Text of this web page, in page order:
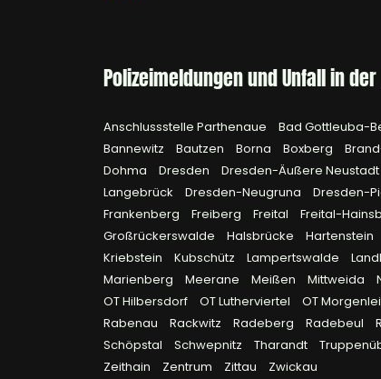
Polizeimeldungen und Unfall in der
Anschlussstelle Parthenaue Bad Gottleuba-
Bannewitz
Bautzen Borna Boxberg
Dohma
Dresden Dresden-Äußere Neustadt
Langebrück
Dresden-Neugruna Dresden-
Frankenberg
Freiberg Freital Freital-
Großrückerswalde
Halsbrücke Hartenstein
Kriebstein
Kubschütz Lampertswalde
Marienberg
Meerane Meißen Mittweida
OT Hilbersdorf
OT Lutherviertel OT
Rabenau
Rackwitz Radeberg Radebeul
Schöpstal
Schwepnitz Tharandt
Zeithain
Zentrum Zittau Zwickau